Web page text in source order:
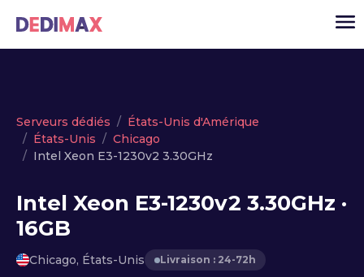
Cloud serveur
Solutions
Actualité
Serveurs dédiés
États-Unis d'Amérique
États-Unis
Chicago
Intel Xeon E3-1230v2 3.30GHz
Intel Xeon E3-1230v2 3.30GHz ·
16GB
Chicago, États-Unis Livraison : 24-72h